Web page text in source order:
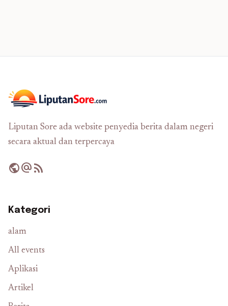
Liputan Sore ada website penyedia berita dalam negeri
secara aktual dan terpercaya
publicalternate_emailrss_feed
Kategori
alam
All events
Aplikasi
Artikel